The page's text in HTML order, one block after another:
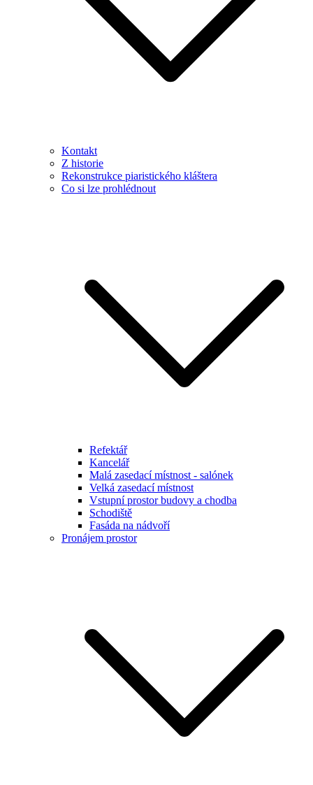
Kontakt
Z historie
Rekonstrukce piaristického kláštera
Co si lze prohlédnout
Refektář
Kancelář
Malá zasedací místnost - salónek
Velká zasedací místnost
Vstupní prostor budovy a chodba
Schodiště
Fasáda na nádvoří
Pronájem prostor